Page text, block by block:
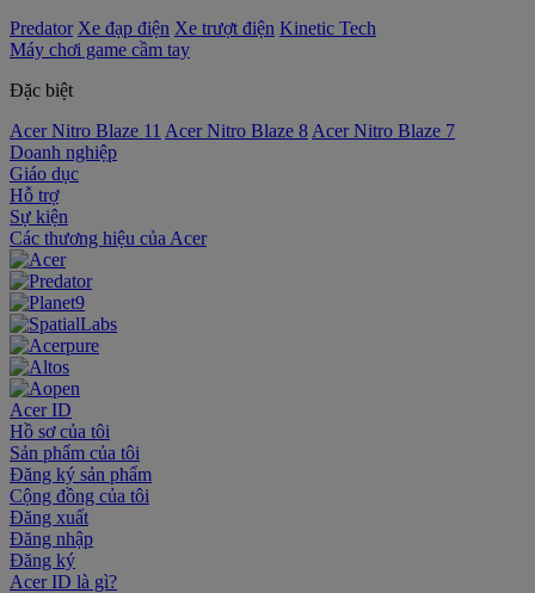
Predator Xe đạp điện Xe trượt điện Kinetic Tech
Máy chơi game cầm tay
Đặc biệt
Acer Nitro Blaze 11 Acer Nitro Blaze 8 Acer Nitro Blaze 7
Doanh nghiệp
Giáo dục
Hỗ trợ
Sự kiện
‌Các thương hiệu của Acer
Acer ID
Hồ sơ của tôi
Sản phẩm của tôi
Đăng ký sản phẩm
Cộng đồng của tôi
Đăng xuất
Đăng nhập
Đăng ký
Acer ID là gì?